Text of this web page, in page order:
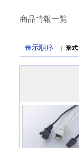
商品情報一覧
表示順序 形式